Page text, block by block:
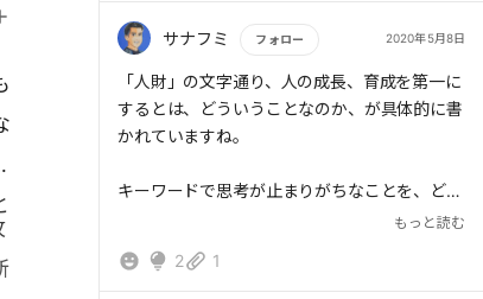
つくる」というミッションを掲げる会社にい
る。やっぱり人の「知」というものに向き合っ
ていたいと思う。
就活は、仕事経験のない中で、どう入社先を決
がその先の長い自分のキャリアの価値観を形成
することもある。どうか大切に選んでいって欲
みの賞味期限を考えて、さらに人材への投資に
なのですが、これって超絶難しい。
それなりに回っていても、現実には短期的に解
決しなきゃいけない問題は山積みですから。
うとしようとしても、「社長、そんなことより
今やらなきゃいけないこと、いっぱいあります
から」って言われて、結局短期的なことに時間
サナフミ フォロー 2020年5月8日
もっと読む
「人財」の文字通り、人の成長、育成を第一に
するとは、どういうことなのか、が具体的に書
かれていますね。
キーワードで思考が止まりがちなことを、どう
するのか、一つ一つ言語化(具体化)している点
もっと読む
2 1